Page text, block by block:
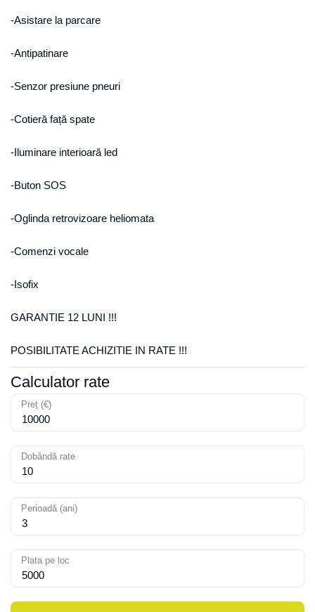
-Asistare la parcare
-Antipatinare
-Senzor presiune pneuri
-Cotieră față spate
-Iluminare interioară led
-Buton SOS
-Oglinda retrovizoare heliomata
-Comenzi vocale
-Isofix
GARANTIE 12 LUNI !!!
POSIBILITATE ACHIZITIE IN RATE !!!
Calculator rate
Preț (€)
Dobândă rate
Perioadă (ani)
Plata pe loc